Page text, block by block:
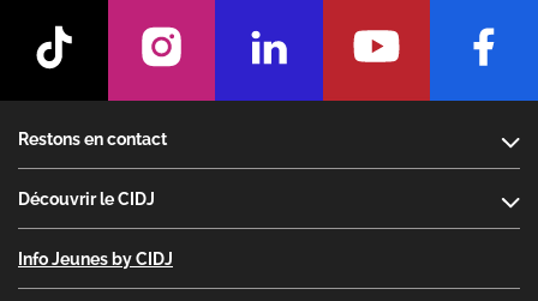
Restons en contact
Découvrir le CIDJ
Info Jeunes by CIDJ